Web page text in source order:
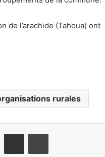
de l’arachide (Tahoua) ont
rurales